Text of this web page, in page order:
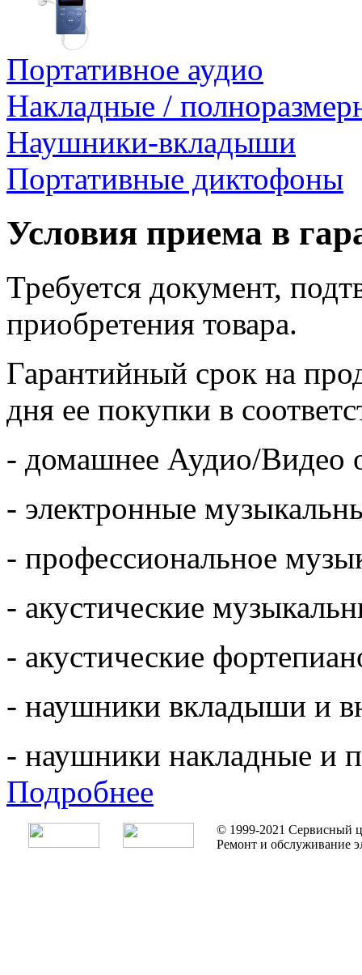
Портативное аудио
Накладные /
Наушники-вкладыши
Портативные диктофоны
Условия приема в
Требуется документ,
приобретения товара.
Гарантийный срок на
дня ее покупки в
- домашнее Аудио/Видео
- электронные
- профессиональное
- акустические
- акустические
- наушники вкладыши и
- наушники накладные и
Подробнее
© 1999-2021 Сервисный
Ремонт и обслуживание